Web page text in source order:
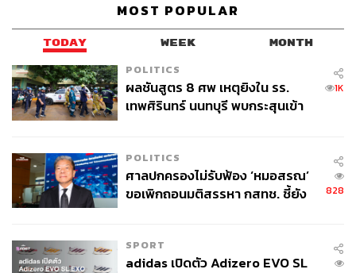
ถนัดกิจ จันกิเสน
Content Creator ประจำกองบรรณาธิการ
ธุรกิจ การตลาด เทคโนโลยี และชอบสำรวจ
โลกออฟไลน์และออนไลน์มาถอดรหัสความ
เคลื่อนไหวให้เป็นเรื่องเข้าใจง่าย สนุก และได้
ไอเดียใหม่ๆ
MOST POPULAR
TODAY WEEK MONTH
POLITICS
ผลชันสูตร 8 ศพ เหตุยิงใน รร.
เทพศิรินทร์ นนทบุรี พบกระสุนเข้า
1K
POLITICS
ศาลปกครองไม่รับฟ้อง ‘หมอสรณ’
ขอเพิกถอนมติสรรหา กสทช. ชี้ยัง
828
SPORT
adidas เปิดตัว Adizero EVO SL